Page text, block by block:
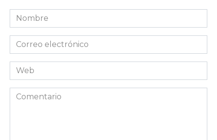
Nombre
Correo
electrónico
Web
Comentario